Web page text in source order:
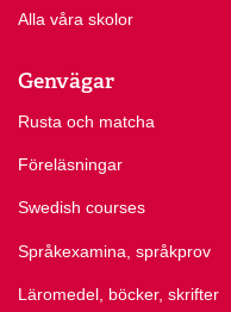
Alla våra skolor
Genvägar
Rusta och matcha
Föreläsningar
Swedish courses
Språkexamina, språkprov
Läromedel, böcker, skrifter